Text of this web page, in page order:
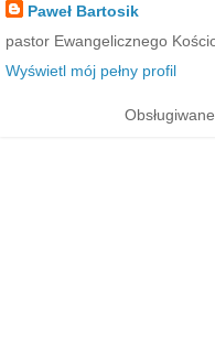
Paweł Bartosik
pastor Ewangelicznego
Wyświetl mój pełny profil